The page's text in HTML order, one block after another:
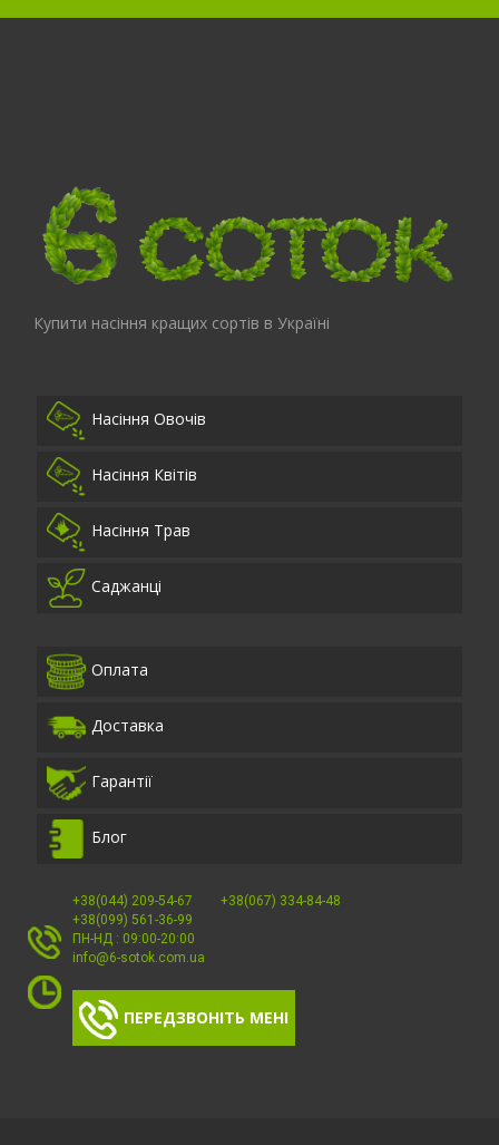
Купити насіння кращих сортів в Україні
Насіння Овочів
Насіння Квітів
Насіння Трав
Саджанці
Оплата
Доставка
Гарантії
Блог
+38(044) 209-54-67
+38(067) 334-84-48
+38(099) 561-36-99
ПН-НД : 09:00-20:00
info@6-sotok.com.ua
ПЕРЕДЗВОНІТЬ МЕНІ